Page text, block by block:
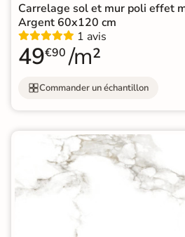
Carrelage sol et mur poli effet
Argent 60x120 cm
1 avis
49€90 /m²
Commander un échantillon